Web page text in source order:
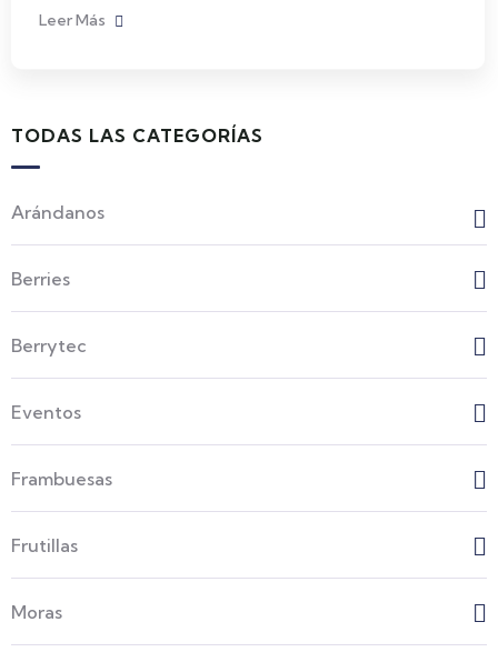
Leer Más
TODAS LAS CATEGORÍAS
Arándanos
Berries
Berrytec
Eventos
Frambuesas
Frutillas
Moras